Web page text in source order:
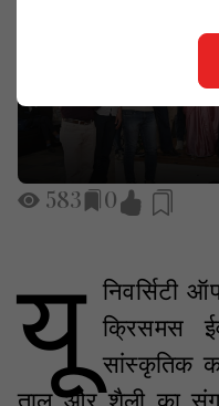
583 0
यू
निवर्सिटी
क्रिसमस
सांस्कृतिक